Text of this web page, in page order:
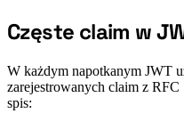
#
Częste claim w
W każdym napotkanym JWT
zarejestrowanych claim z
spis: